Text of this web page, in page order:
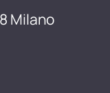
Milano